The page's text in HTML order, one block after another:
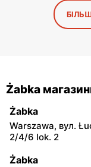
Żabka
Żabka
Warszawa, вул.
2/4/6 lok. 2
Żabka